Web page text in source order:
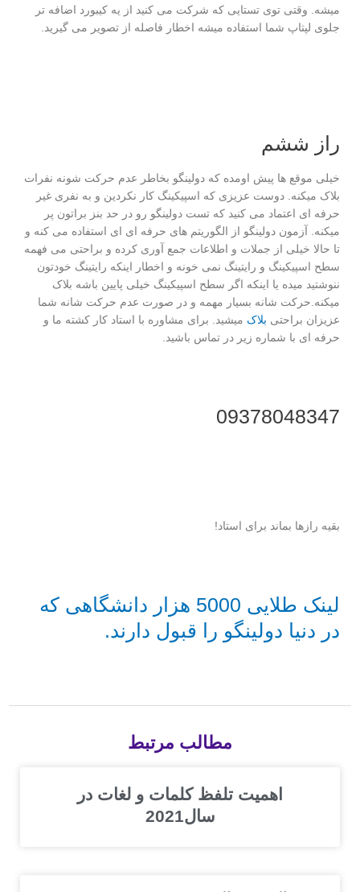
میشه. وقتی توی تستایی که شرکت می کنید از یه کیبورد اضافه تر
جلوی لپتاپ شما استفاده میشه اخطار فاصله از تصویر می گیرید.
راز ششم
خیلی موقع ها پیش اومده که دولینگو بخاطر عدم حرکت شونه نفرات
بلاک میکنه. دوست عزیزی که اسپیکینگ کار نکردین و به نفری غیر
حرفه ای اعتماد می کنید که تست دولینگو رو در حد بنز براتون پر
میکنه. آزمون دولینگو از الگوریتم های حرفه ای ای استفاده می کنه و
تا حالا خیلی از جملات و اطلاعات جمع آوری کرده و براحتی می فهمه
سطح اسپیکینگ و رایتینگ نمی خونه و اخطار اینکه رایتینگ خودتون
ننوشتید میده یا اینکه اگر سطح اسپیکینگ خیلی پایین باشه بلاک
میکنه.حرکت شانه بسیار مهمه و در صورت عدم حرکت شانه شما
عزیزان براحتی بلاک میشید. برای مشاوره با استاد کار کشته ما و
حرفه ای با شماره زیر در تماس باشید.
09378048347
بقیه رازها بماند برای استاد!
لینک طلایی 5000 هزار دانشگاهی که
در دنیا دولینگو را قبول دارند.
مطالب مرتبط
اهمیت تلفظ کلمات و لغات در
سال2021